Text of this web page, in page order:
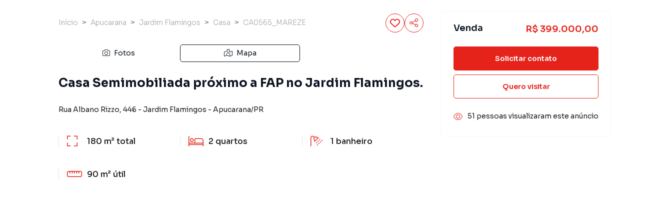
Início Apucarana Jardim Flamingos Casa CA0565_MAREZE
Fotos Mapa
Casa Semimobiliada próximo a FAP no Jardim Flamingos.
Rua Albano Rizzo, 446 - Jardim Flamingos - Apucarana/PR
180 m²total 2 quartos 1 banheiro
90 m² útil
Venda R$ 399.000,00
Solicitar contato
Quero visitar
51 pessoas visualizaram este anúncio